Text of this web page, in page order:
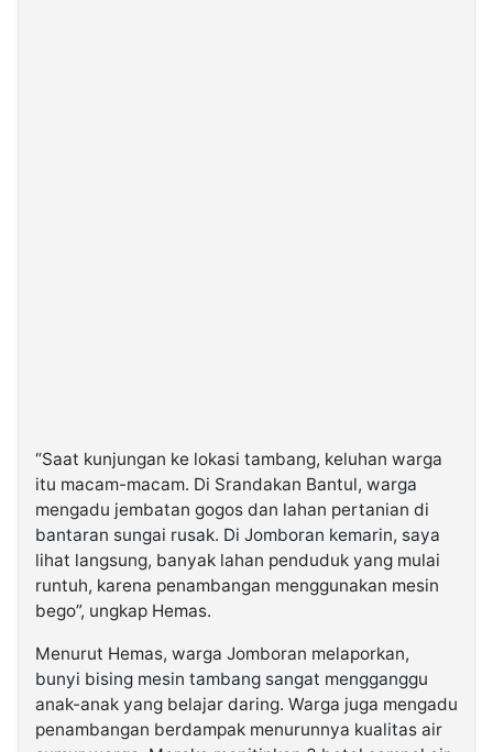
“Saat kunjungan ke lokasi tambang, keluhan warga
itu macam-macam. Di Srandakan Bantul, warga
mengadu jembatan gogos dan lahan pertanian di
bantaran sungai rusak. Di Jomboran kemarin, saya
lihat langsung, banyak lahan penduduk yang mulai
runtuh, karena penambangan menggunakan mesin
bego”, ungkap Hemas.
Menurut Hemas, warga Jomboran melaporkan,
bunyi bising mesin tambang sangat mengganggu
anak-anak yang belajar daring. Warga juga mengadu
penambangan berdampak menurunnya kualitas air